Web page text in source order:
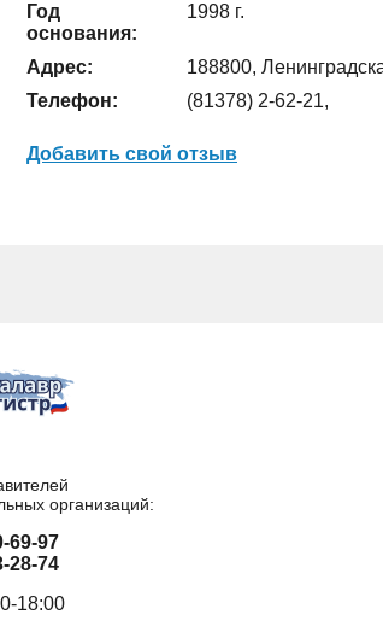
Год
основания:
1998 г.
Адрес:
188800,
Телефон:
(81378) 2-62-21,
Добавить свой отзыв
организаций:
69-97
28-74
18:00